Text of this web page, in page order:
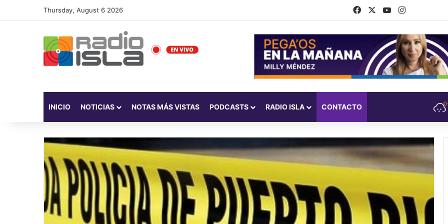
Thursday, August 6 2026 FacebookYouTubeInstagram
INICIO NOTICIAS NOTAS MÁS VISTAS PODCASTS RADIO ISLA CONTACTO